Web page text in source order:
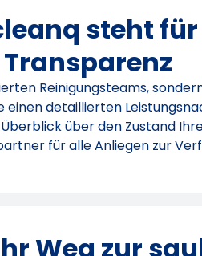
steht
Transparenz
Reinigungsteams,
einen detaillierten
über den Zustand
für alle Anliegen zur
Weg zur